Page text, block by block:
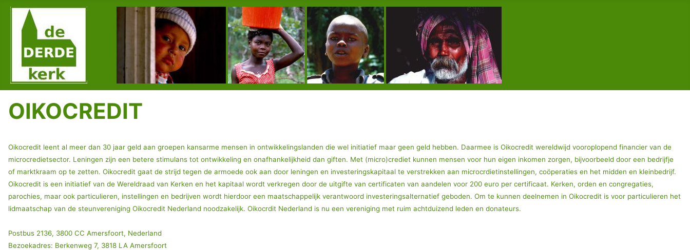
OIKOCREDIT
Oikocredit leent al meer dan 30 jaar geld aan groepen kansarme mensen in ontwikkelingslanden die wel initiatief maar geen geld hebben. Daarmee is Oikocredit wereldwijd vooroplopend financier van de
microcredietsector. Leningen zijn een betere stimulans tot ontwikkeling en onafhankelijkheid dan giften. Met (micro)crediet kunnen mensen voor hun eigen inkomen zorgen, bijvoorbeeld door een bedrijfje
of marktkraam op te zetten. Oikocredit gaat de strijd tegen de armoede ook aan door leningen en investeringskapitaal te verstrekken aan microcrdietinstellingen, coöperaties en het midden en kleinbedrijf.
Oikocredit is een initiatief van de Wereldraad van Kerken en het kapitaal wordt verkregen door de uitgifte van certificaten van aandelen voor 200 euro per certificaat. Kerken, orden en congregaties,
parochies, maar ook particulieren, instellingen en bedrijven wordt hierdoor een maatschappelijk verantwoord investeringsalternatief geboden. Om te kunnen deelnemen in Oikocredit is voor particulieren het
lidmaatschap van de steunvereniging Oikocredit Nederland noodzakelijk. Oikocrdit Nederland is nu een vereniging met ruim achtduizend leden en donateurs.
Postbus 2136, 3800 CC Amersfoort, Nederland
Bezoekadres: Berkenweg 7, 3818 LA Amersfoort